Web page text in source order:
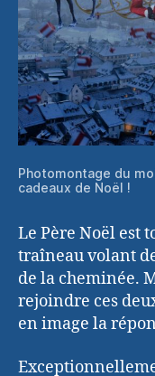
Photomontage du
cadeaux de Noël !
Le Père Noël est
traîneau volant
de la cheminée.
rejoindre ces
en image la